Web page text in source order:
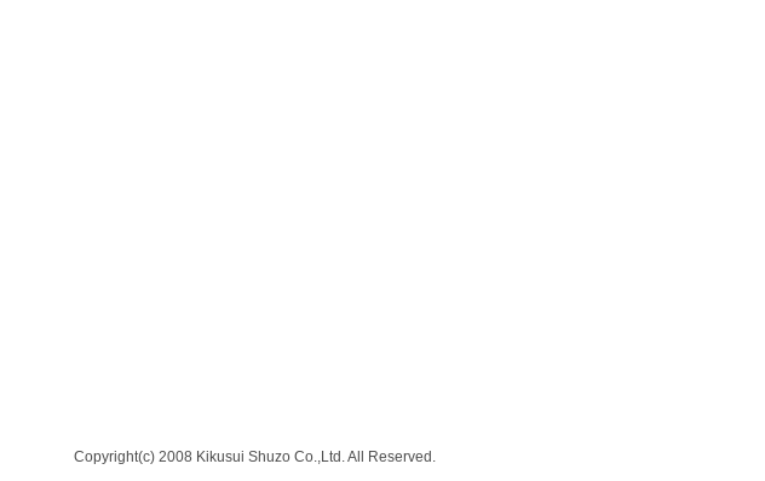
Copyright(c) 2008 Kikusui Shuzo Co.,Ltd. All Reserved.